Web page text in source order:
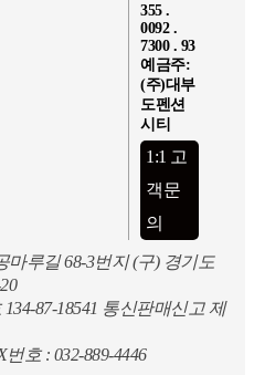
355 .
0092 .
7300 . 93
예금주:
(주)대부
도펜션
시티
1:1 고
객문
의
루길 68-3번지 (구) 경기도
87-18541 통신판매신고 제
번호 : 032-889-4446